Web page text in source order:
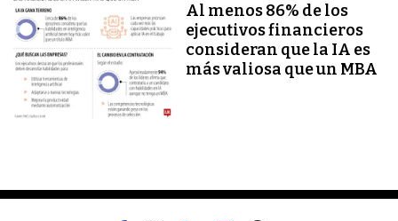
Al menos 86% de los
ejecutivos financieros
consideran que la IA es
más valiosa que un MBA